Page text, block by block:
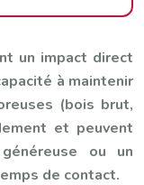
un impact direct
à maintenir
(bois brut,
et peuvent
ou un
de contact.